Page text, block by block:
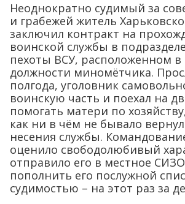
Неоднократно судимый за
и грабежей житель
заключил контракт на
воинской службы в
пехоты ВСУ, расположенном
должности миномётчика.
полгода, уголовник
воинскую часть и поехал на
помогать матери по
как ни в чём не бывало
несения службы.
оценило свободолюбивый
отправило его в местное
пополнить его послужной
судимостью – на этот раз за